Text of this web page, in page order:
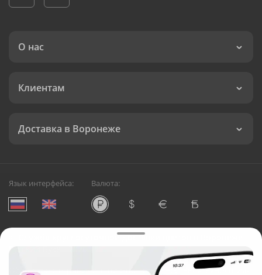
О нас
Клиентам
Доставка в Воронеже
Язык интерфейса: Валюта:
Служба круглосуточной доставки цветов в Воронеже
Русский Букет, 2026
Общество с ограниченной ответственностью «Технология»